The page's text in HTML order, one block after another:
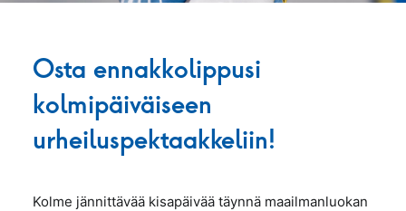
Osta ennakkolippusi
kolmipäiväiseen
urheiluspektaakkeliin!
Kolme jännittävää kisapäivää täynnä maailmanluokan